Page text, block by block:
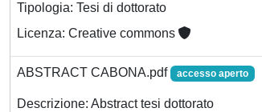
Tipologia: Tesi di dottorato
Licenza: Creative commons
ABSTRACT CABONA.pdf accesso aperto
Descrizione: Abstract tesi dottorato